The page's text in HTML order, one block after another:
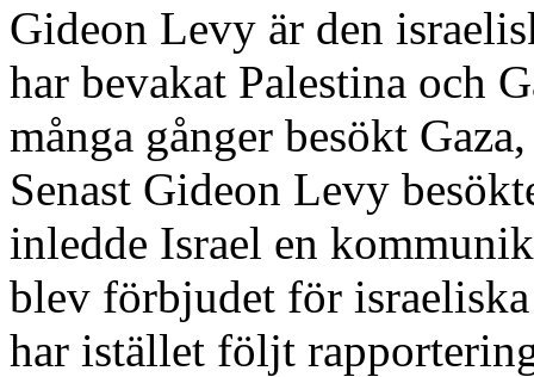
Gideon Levy är den
har bevakat Palestina och
många gånger besökt
Senast Gideon Levy
inledde Israel en
blev förbjudet för
har istället följt